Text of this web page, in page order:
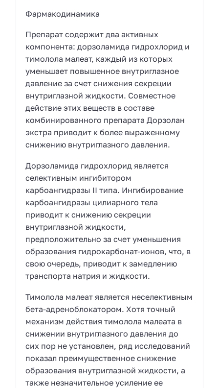
Фармакодинамика
Препарат содержит два активных
компонента: дорзоламида гидрохлорид и
тимолола малеат, каждый из которых
уменьшает повышенное внутриглазное
давление за счет снижения секреции
внутриглазной жидкости. Совместное
действие этих веществ в составе
комбинированного препарата Дорзолан
экстра приводит к более выраженному
снижению внутриглазного давления.
Дорзоламида гидрохлорид является
селективным ингибитором
карбоангидразы II типа. Ингибирование
карбоангидразы цилиарного тела
приводит к снижению секреции
внутриглазной жидкости,
предположительно за счет уменьшения
образования гидрокарбонат-ионов, что, в
свою очередь, приводит к замедлению
транспорта натрия и жидкости.
Тимолола малеат является неселективным
бета-адреноблокатором. Хотя точный
механизм действия тимолола малеата в
снижении внутриглазного давления до
сих пор не установлен, ряд исследований
показал преимущественное снижение
образования внутриглазной жидкости, а
также незначительное усиление ее